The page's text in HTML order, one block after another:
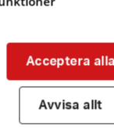
(HRF)
Acceptera alla
Avvisa allt